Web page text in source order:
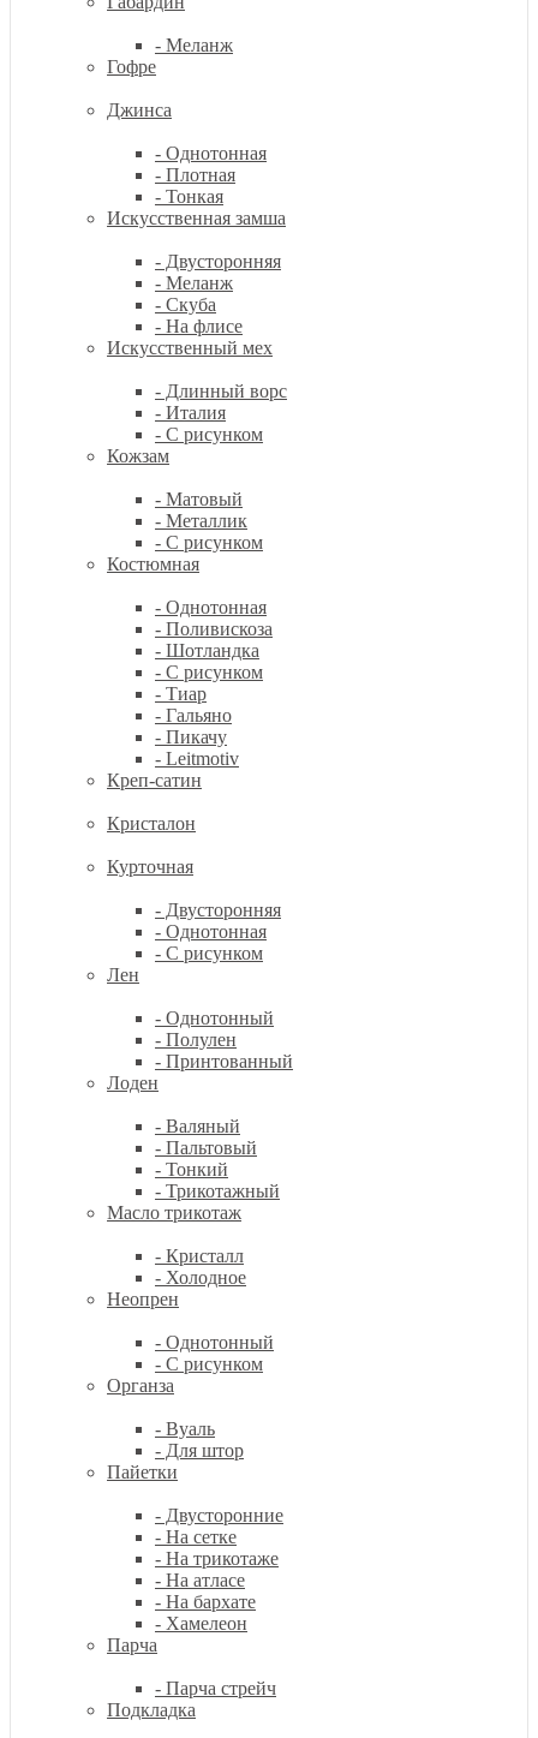
- Меланж
Гофре
Джинса
- Однотонная
- Плотная
- Тонкая
Искусственная замша
- Двусторонняя
- Меланж
- Скуба
- На флисе
Искусственный мех
- Длинный ворс
- Италия
- С рисунком
Кожзам
- Матовый
- Металлик
- С рисунком
Костюмная
- Однотонная
- Поливискоза
- Шотландка
- С рисунком
- Тиар
- Гальяно
- Пикачу
- Leitmotiv
Креп-сатин
Кристалон
Курточная
- Двусторонняя
- Однотонная
- С рисунком
Лен
- Однотонный
- Полулен
- Принтованный
Лоден
- Валяный
- Пальтовый
- Тонкий
- Трикотажный
Масло трикотаж
- Кристалл
- Холодное
Неопрен
- Однотонный
- С рисунком
Органза
- Вуаль
- Для штор
Пайетки
- Двусторонние
- На сетке
- На трикотаже
- На атласе
- На бархате
- Хамелеон
Парча
- Парча стрейч
Подкладка